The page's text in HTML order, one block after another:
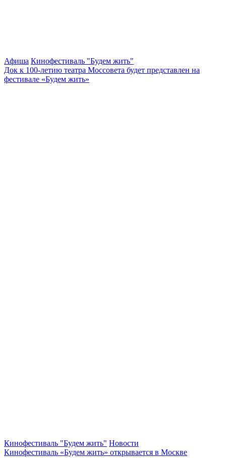
Афиша Кинофестиваль "Будем жить"
Док к 100-летию театра Моссовета будет представлен на
фестивале «Будем жить»
Кинофестиваль "Будем жить" Новости
Кинофестиваль «Будем жить» открывается в Москве